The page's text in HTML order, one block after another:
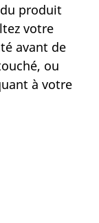
produit
votre
avant de
ou
à votre